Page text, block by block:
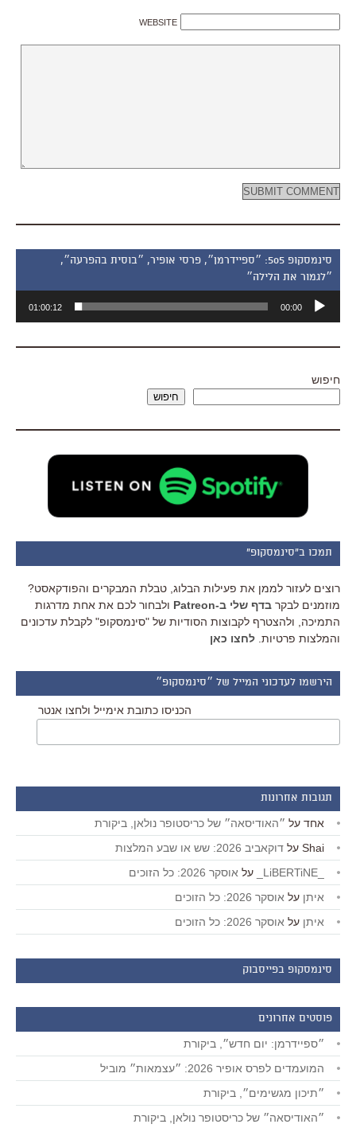
WEBSITE
סינמסקופ 505: ״ספיידרמן״, פרסי אופיר, ״בוסית בהפרעה״,
״לגמור את הלילה״
אודיו
00:00
01:00:12
חיפוש
חיפוש
תמכו ב"סינמסקופ"
רוצים לעזור לממן את פעילות הבלוג, טבלת המבקרים והפודקאסט?
מוזמנים לבקר בדף שלי ב-Patreon
ולבחור לכם את אחת מדרגות
התמיכה, ולהצטרף לקבוצות הסודיות של "סינמסקופ" לקבלת עדכונים
והמלצות פרטיות. לחצו כאן
הירשמו לעדכוני המייל של ״סינמסקופ״
הכניסו כתובת אימייל ולחצו אנטר
תגובות אחרונות
אחד על ״האודיסאה״ של כריסטופר נולאן, ביקורת
Shai על דוקאביב 2026: שש או שבע המלצות
על אוסקר 2026: כל הזוכים
איתן על אוסקר 2026: כל הזוכים
איתן על אוסקר 2026: כל הזוכים
סינמסקופ בפייסבוק
פוסטים אחרונים
״ספיידרמן: יום חדש״, ביקורת
המועמדים לפרס אופיר 2026: ״עצמאות״ מוביל
״תיכון מגשימים״, ביקורת
״האודיסאה״ של כריסטופר נולאן, ביקורת